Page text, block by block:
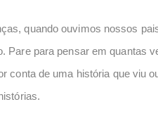
quando ouvimos nossos
Pare para pensar em quantas
conta de uma história que viu